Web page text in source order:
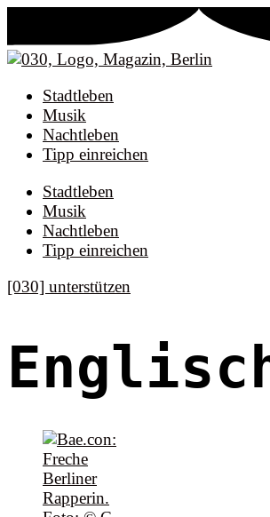
Stadtleben
Musik
Nachtleben
Tipp einreichen
Stadtleben
Musik
Nachtleben
Tipp einreichen
[030] unterstützen